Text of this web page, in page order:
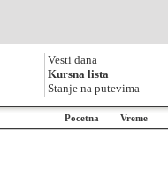
Vesti dana
Kursna lista
Stanje na putevima
Pocetna Vreme